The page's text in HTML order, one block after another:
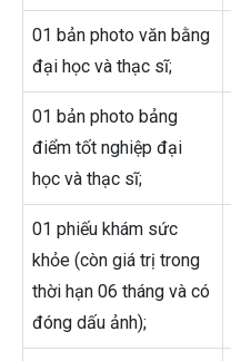
01 bản photo văn bằng
đại học và thạc sĩ;
01 bản photo bảng
điểm tốt nghiệp đại
học và thạc sĩ;
01 phiếu khám sức
khỏe (còn giá trị trong
thời hạn 06 tháng và có
đóng dấu ảnh);